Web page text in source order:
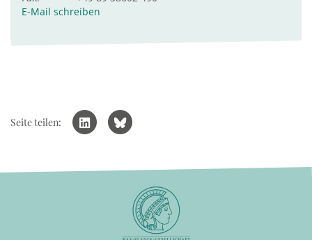
E-Mail schreiben
Seite teilen: